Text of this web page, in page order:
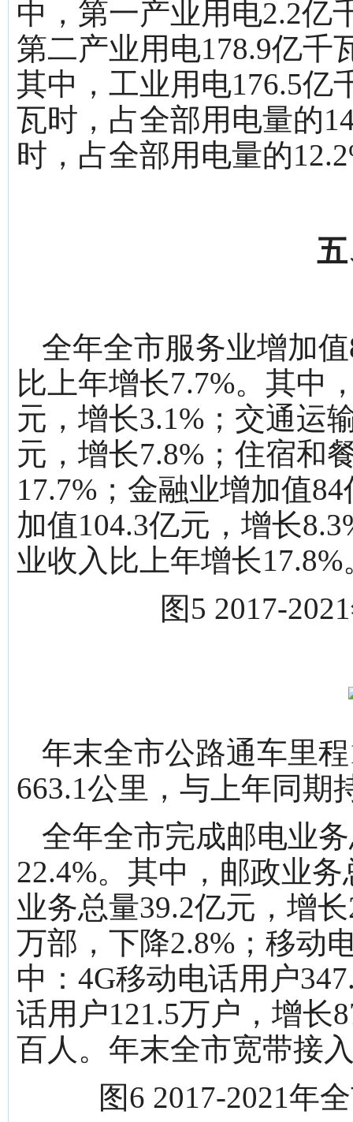
中，第一产业用电2.2亿
第二产业用电178.9亿千
其中，工业用电176.5亿
瓦时，占全部用电量的
时，占全部用电量的
全年全市服务业增加
比上年增长7.7%。其中
元，增长3.1%；交通运
元，增长7.8%；住宿和
17.7%；金融业增加值
加值104.3亿元，增长
业收入比上年增长17.8%
图5 2017-
年末全市公路通车里
663.1公里，与上年同期
全年全市完成邮电业
22.4%。其中，邮政业
业务总量39.2亿元，增
万部，下降2.8%；移动
中：4G移动电话用户
话用户121.5万户，增长
百人。年末全市宽带接
图6 2017-2021年